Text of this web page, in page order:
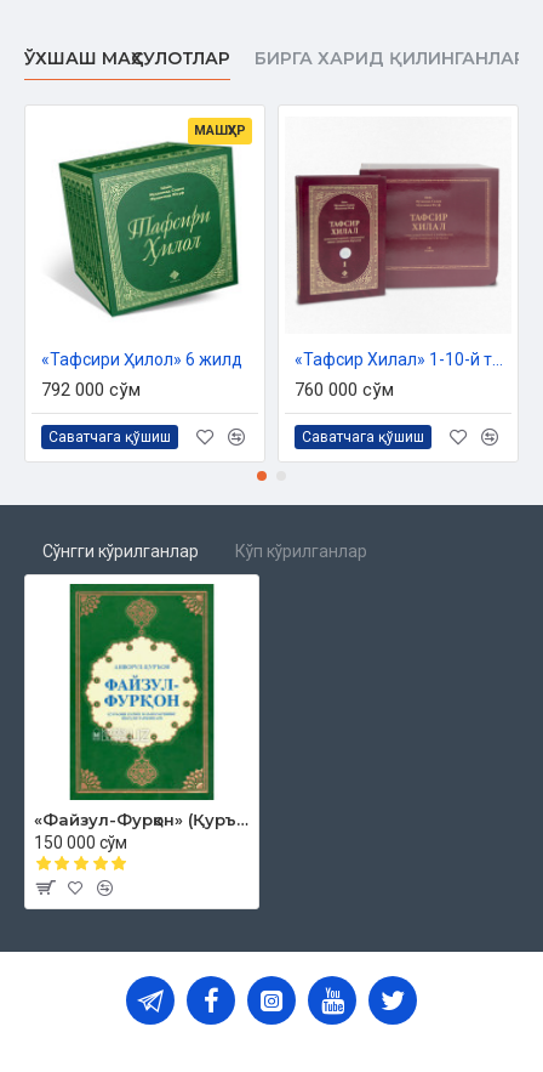
ЎХШАШ МАҲСУЛОТЛАР БИРГА ХАРИД ҚИЛИНГАНЛАР
МАШҲУР
«Тафсири Ҳилол» 6 жилд
792 000 сўм
Саватчага қўшиш
760 000 сўм
Саватчага қўшиш
Сўнгги кўрилганлар Кўп кўрилганлар
«Файзул-Фурқон» (Қуръони карим маъноларининг изоҳли таржимаси)
150 000 сўм